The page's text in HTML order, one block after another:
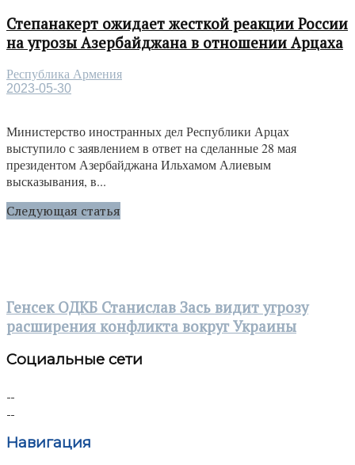
Степанакерт ожидает жесткой реакции России
на угрозы Азербайджана в отношении Арцаха
Республика Армения
2023-05-30
Министерство иностранных дел Республики Арцах
выступило с заявлением в ответ на сделанные 28 мая
президентом Азербайджана Ильхамом Алиевым
высказывания, в...
Следующая статья
Генсек ОДКБ Станислав Зась видит угрозу
расширения конфликта вокруг Украины
Социальные сети
Навигация